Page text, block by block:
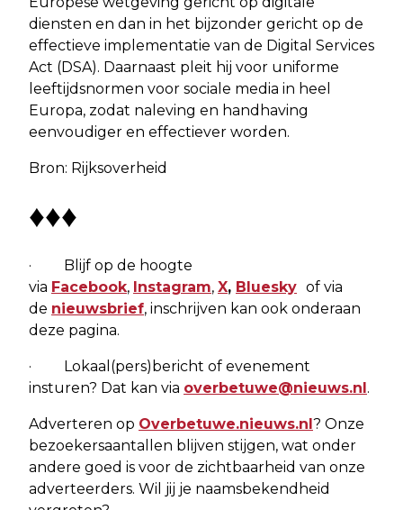
diensten en dan in het bijzonder gericht op de
effectieve implementatie van de Digital Services
Act (DSA). Daarnaast pleit hij voor uniforme
leeftijdsnormen voor sociale media in heel
Europa, zodat naleving en handhaving
eenvoudiger en effectiever worden.
Bron: Rijksoverheid
♦♦♦
· Blijf op de hoogte
via Facebook, Instagram, X, Bluesky of via
de nieuwsbrief, inschrijven kan ook onderaan
deze pagina.
· Lokaal(pers)bericht of evenement
insturen? Dat kan via overbetuwe@nieuws.nl.
Adverteren op Overbetuwe.nieuws.nl? Onze
bezoekersaantallen blijven stijgen, wat onder
andere goed is voor de zichtbaarheid van onze
adverteerders. Wil jij je naamsbekendheid